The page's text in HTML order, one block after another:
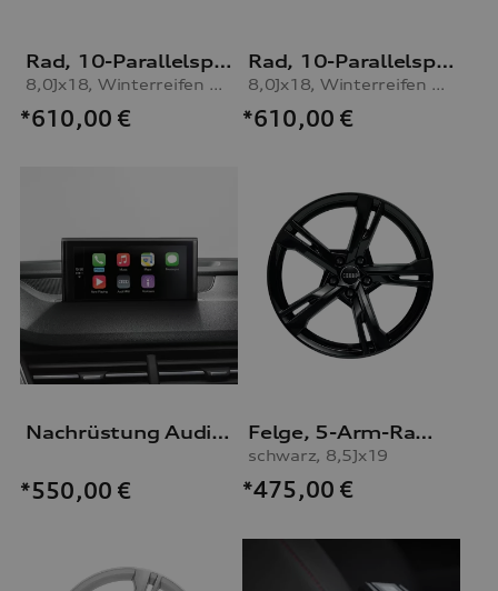
Rad, 10-Parallelspeichen
8,0Jx18, Winterreifen 245/40 R18 97V XL, rechts
*610,00 €
Rad, 10-Parallelspeichen
8,0Jx18, Winterreifen 245/40 R18 97V XL, links
*610,00 €
Nachrüstung Audi Smartphone-Interface
*550,00 €
Felge, 5-Arm-Ramus
schwarz, 8,5Jx19
*475,00 €